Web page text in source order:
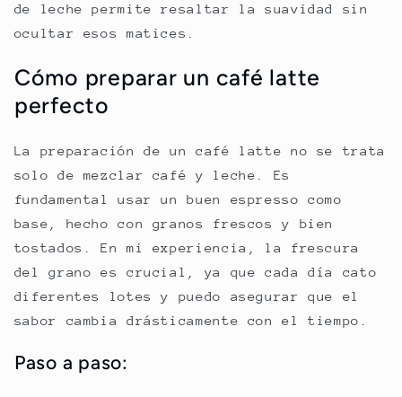
de leche permite resaltar la suavidad sin
ocultar esos matices.
Cómo preparar un café latte
perfecto
La preparación de un café latte no se trata
solo de mezclar café y leche. Es
fundamental usar un buen espresso como
base, hecho con granos frescos y bien
tostados. En mi experiencia, la frescura
del grano es crucial, ya que cada día cato
diferentes lotes y puedo asegurar que el
sabor cambia drásticamente con el tiempo.
Paso a paso: